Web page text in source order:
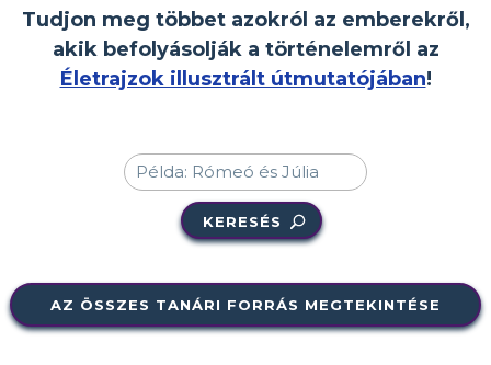
Tudjon meg többet azokról az emberekről,
akik befolyásolják a történelemről az
Életrajzok illusztrált útmutatójában!
KERESÉS
AZ ÖSSZES TANÁRI FORRÁS MEGTEKINTÉSE